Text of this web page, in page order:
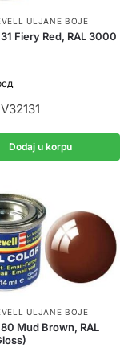
ULJANE BOJE
31 Fiery Red, RAL 3000
Dodaj u korpu
ULJANE BOJE
80 Mud Brown, RAL